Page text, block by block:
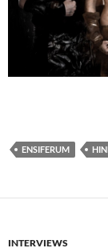
ENSIFERUM
INTERVIEWS